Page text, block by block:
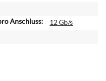
12 Gb/s